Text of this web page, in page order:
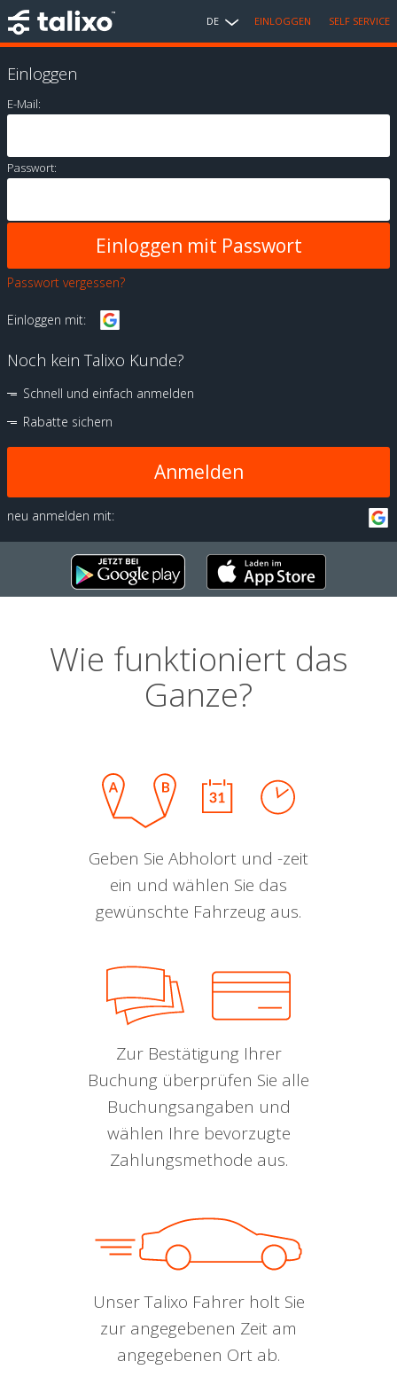
DE EINLOGGEN SELF SERVICE
Einloggen
E-Mail:
Passwort:
Passwort vergessen?
Einloggen mit:
Noch kein Talixo Kunde?
Schnell und einfach anmelden
Rabatte sichern
Anmelden
neu anmelden mit:
Wie funktioniert das
Ganze?
Geben Sie Abholort und -zeit
ein und wählen Sie das
gewünschte Fahrzeug aus.
Zur Bestätigung Ihrer
Buchung überprüfen Sie alle
Buchungsangaben und
wählen Ihre bevorzugte
Zahlungsmethode aus.
Unser Talixo Fahrer holt Sie
zur angegebenen Zeit am
angegebenen Ort ab.